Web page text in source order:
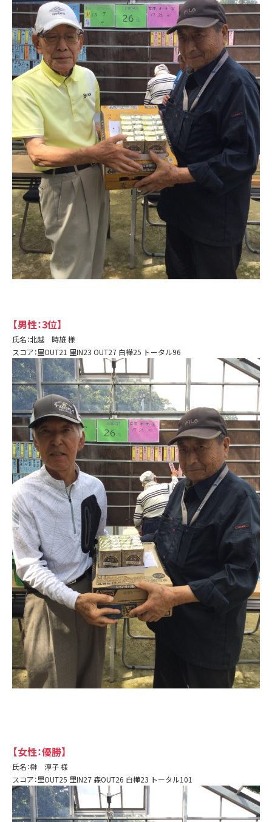
【男性：3位】
氏名：北越 時雄 様
スコア：里OUT21 里IN23 OUT27 白樺25 トータル96
【女性：優勝】
氏名：榊 淳子 様
スコア：里OUT25 里IN27 森OUT26 白樺23 トータル101